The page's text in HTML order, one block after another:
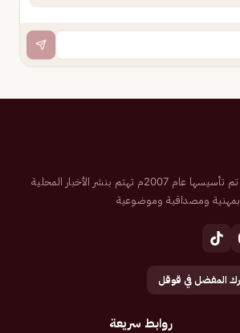
صحيفة إلكترونية سعودية تم تأسيسها عام 2007م تهتم بنشر الأخبار المحلية
بمهنية ومصداقية وموضوعية
المفضل في قوقل
روابط سريعة